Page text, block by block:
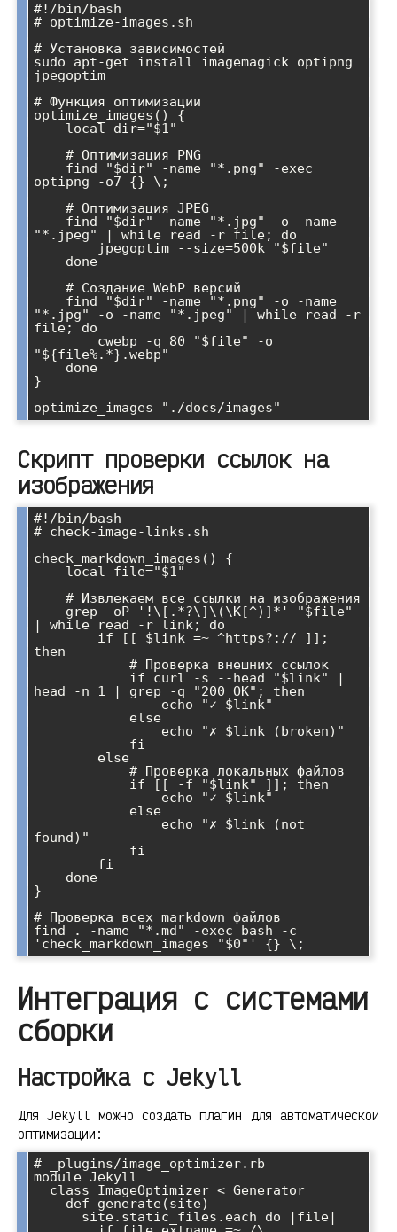
#!/bin/bash
# optimize-images.sh
# Установка зависимостей
sudo apt-get install imagemagick optipng
jpegoptim
# Функция оптимизации
optimize_images() {
optipng -o7 {} \;
"*.jpeg" | while read -r file; do
"*.jpg" -o -name "*.jpeg" | while read -r
file; do
"${file%.*}.webp"
}
optimize_images "./docs/images"
Скрипт проверки ссылок на
изображения
#!/bin/bash
# check-image-links.sh
check_markdown_images() {
| while read -r link; do
        if [[ $link =~ ^https?:// ]];
then
head -n 1 | grep -q "200 OK"; then
                echo "✓ $link"
found)"
}
# Проверка всех markdown файлов
find . -name "*.md" -exec bash -c
'check_markdown_images "$0"' {} \;
Интеграция с системами
сборки
Настройка с Jekyll
Для Jekyll можно создать плагин для автоматической
оптимизации:
# _plugins/image_optimizer.rb
module Jekyll